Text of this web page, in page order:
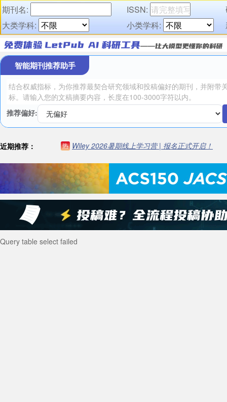
期刊名: ISSN:
大类学科:
小类学科:
智能期刊推荐助手
推荐偏好:
近期推荐： 热 Wiley 2026暑期线上学习营 | 报名正式开启！
Query table select failed